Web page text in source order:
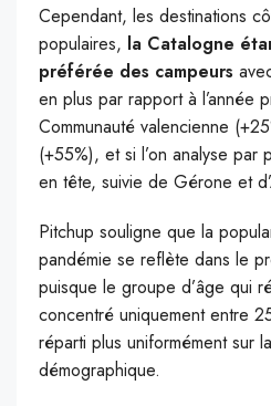
Cependant, les destinations
populaires, la Catalogne
préférée des campeurs
en plus par rapport à l’année
Communauté valencienne
(+55%), et si l’on analyse par
en tête, suivie de Gérone et
Pitchup souligne que la
pandémie se reflète dans le
puisque le groupe d’âge qui
concentré uniquement entre
réparti plus uniformément sur
démographique.